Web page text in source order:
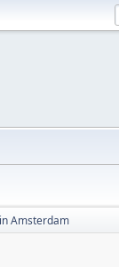
Amsterdam